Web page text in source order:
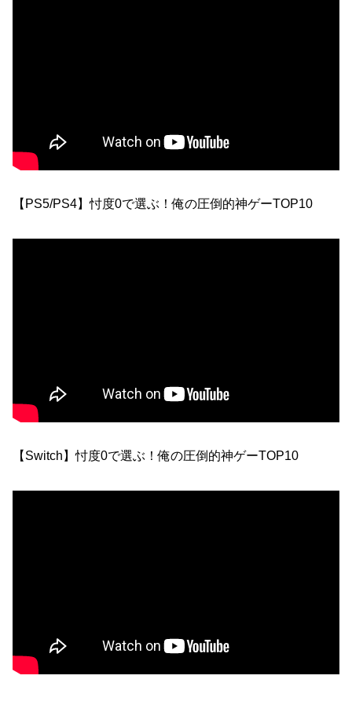
【PS5/PS4】忖度0で選ぶ！俺の圧倒的神ゲーTOP10
【Switch】忖度0で選ぶ！俺の圧倒的神ゲーTOP10